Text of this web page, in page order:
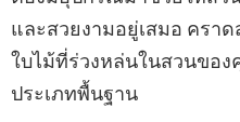
และสวยงามอยู่เสมอ ครา
ใบไม้ที่ร่วงหล่นในสวนขอ
ประเภทพื้นฐาน